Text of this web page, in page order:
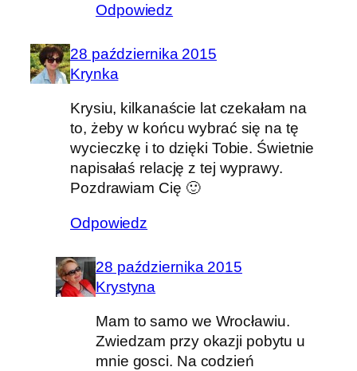
Odpowiedz
28 października 2015
Krynka
Krysiu, kilkanaście lat czekałam na
to, żeby w końcu wybrać się na tę
wycieczkę i to dzięki Tobie. Świetnie
napisałaś relację z tej wyprawy.
Pozdrawiam Cię 🙂
Odpowiedz
28 października 2015
Krystyna
Mam to samo we Wrocławiu.
Zwiedzam przy okazji pobytu u
mnie gosci. Na codzień